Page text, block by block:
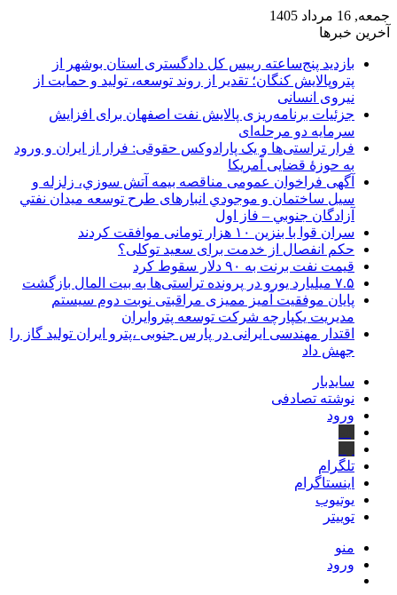
جمعه, 16 مرداد 1405
آخرین خبرها
بازدید پنج‌ساعته رییس کل دادگستری استان بوشهر از
پتروپالایش کنگان؛ تقدیر از روند توسعه، تولید و حمایت از
نیروی انسانی
جزئیات برنامه‌ریزی پالایش نفت اصفهان برای افزایش
سرمایه دو مرحله‌ای
فرار تراستی‌ها و یک پارادوکس حقوقی: فرار از ایران و ورود
به حوزۀ قضایی آمریکا
آگهی فراخوان عمومی مناقصه بيمه آتش سوزي، زلزله و
سیل ساختمان و موجودي انبارهای طرح توسعه ميدان نفتي
آزادگان جنوبي – فاز اول
سران قوا با بنزین ۱۰ هزار تومانی موافقت کردند
حکم انفصال از خدمت برای سعید توکلی؟
قیمت نفت برنت به ۹۰ دلار سقوط کرد
۷.۵ میلیارد یورو در پرونده تراستی‌ها به بیت المال بازگشت
پایان موفقیت آمیز ممیزی مراقبتی نوبت دوم سیستم
مدیریت یکپارچه شرکت توسعه پتروایران
اقتدار مهندسی ایرانی در پارس جنوبی ،پترو ایران تولید گاز را
جهش داد
سایدبار
نوشته تصادفی
ورود
تلگرام
اینستاگرام
یوتیوب
توییتر
منو
ورود